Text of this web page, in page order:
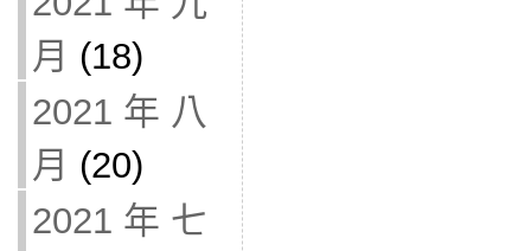
月 (18)
2021 年 八
月 (20)
2021 年 七